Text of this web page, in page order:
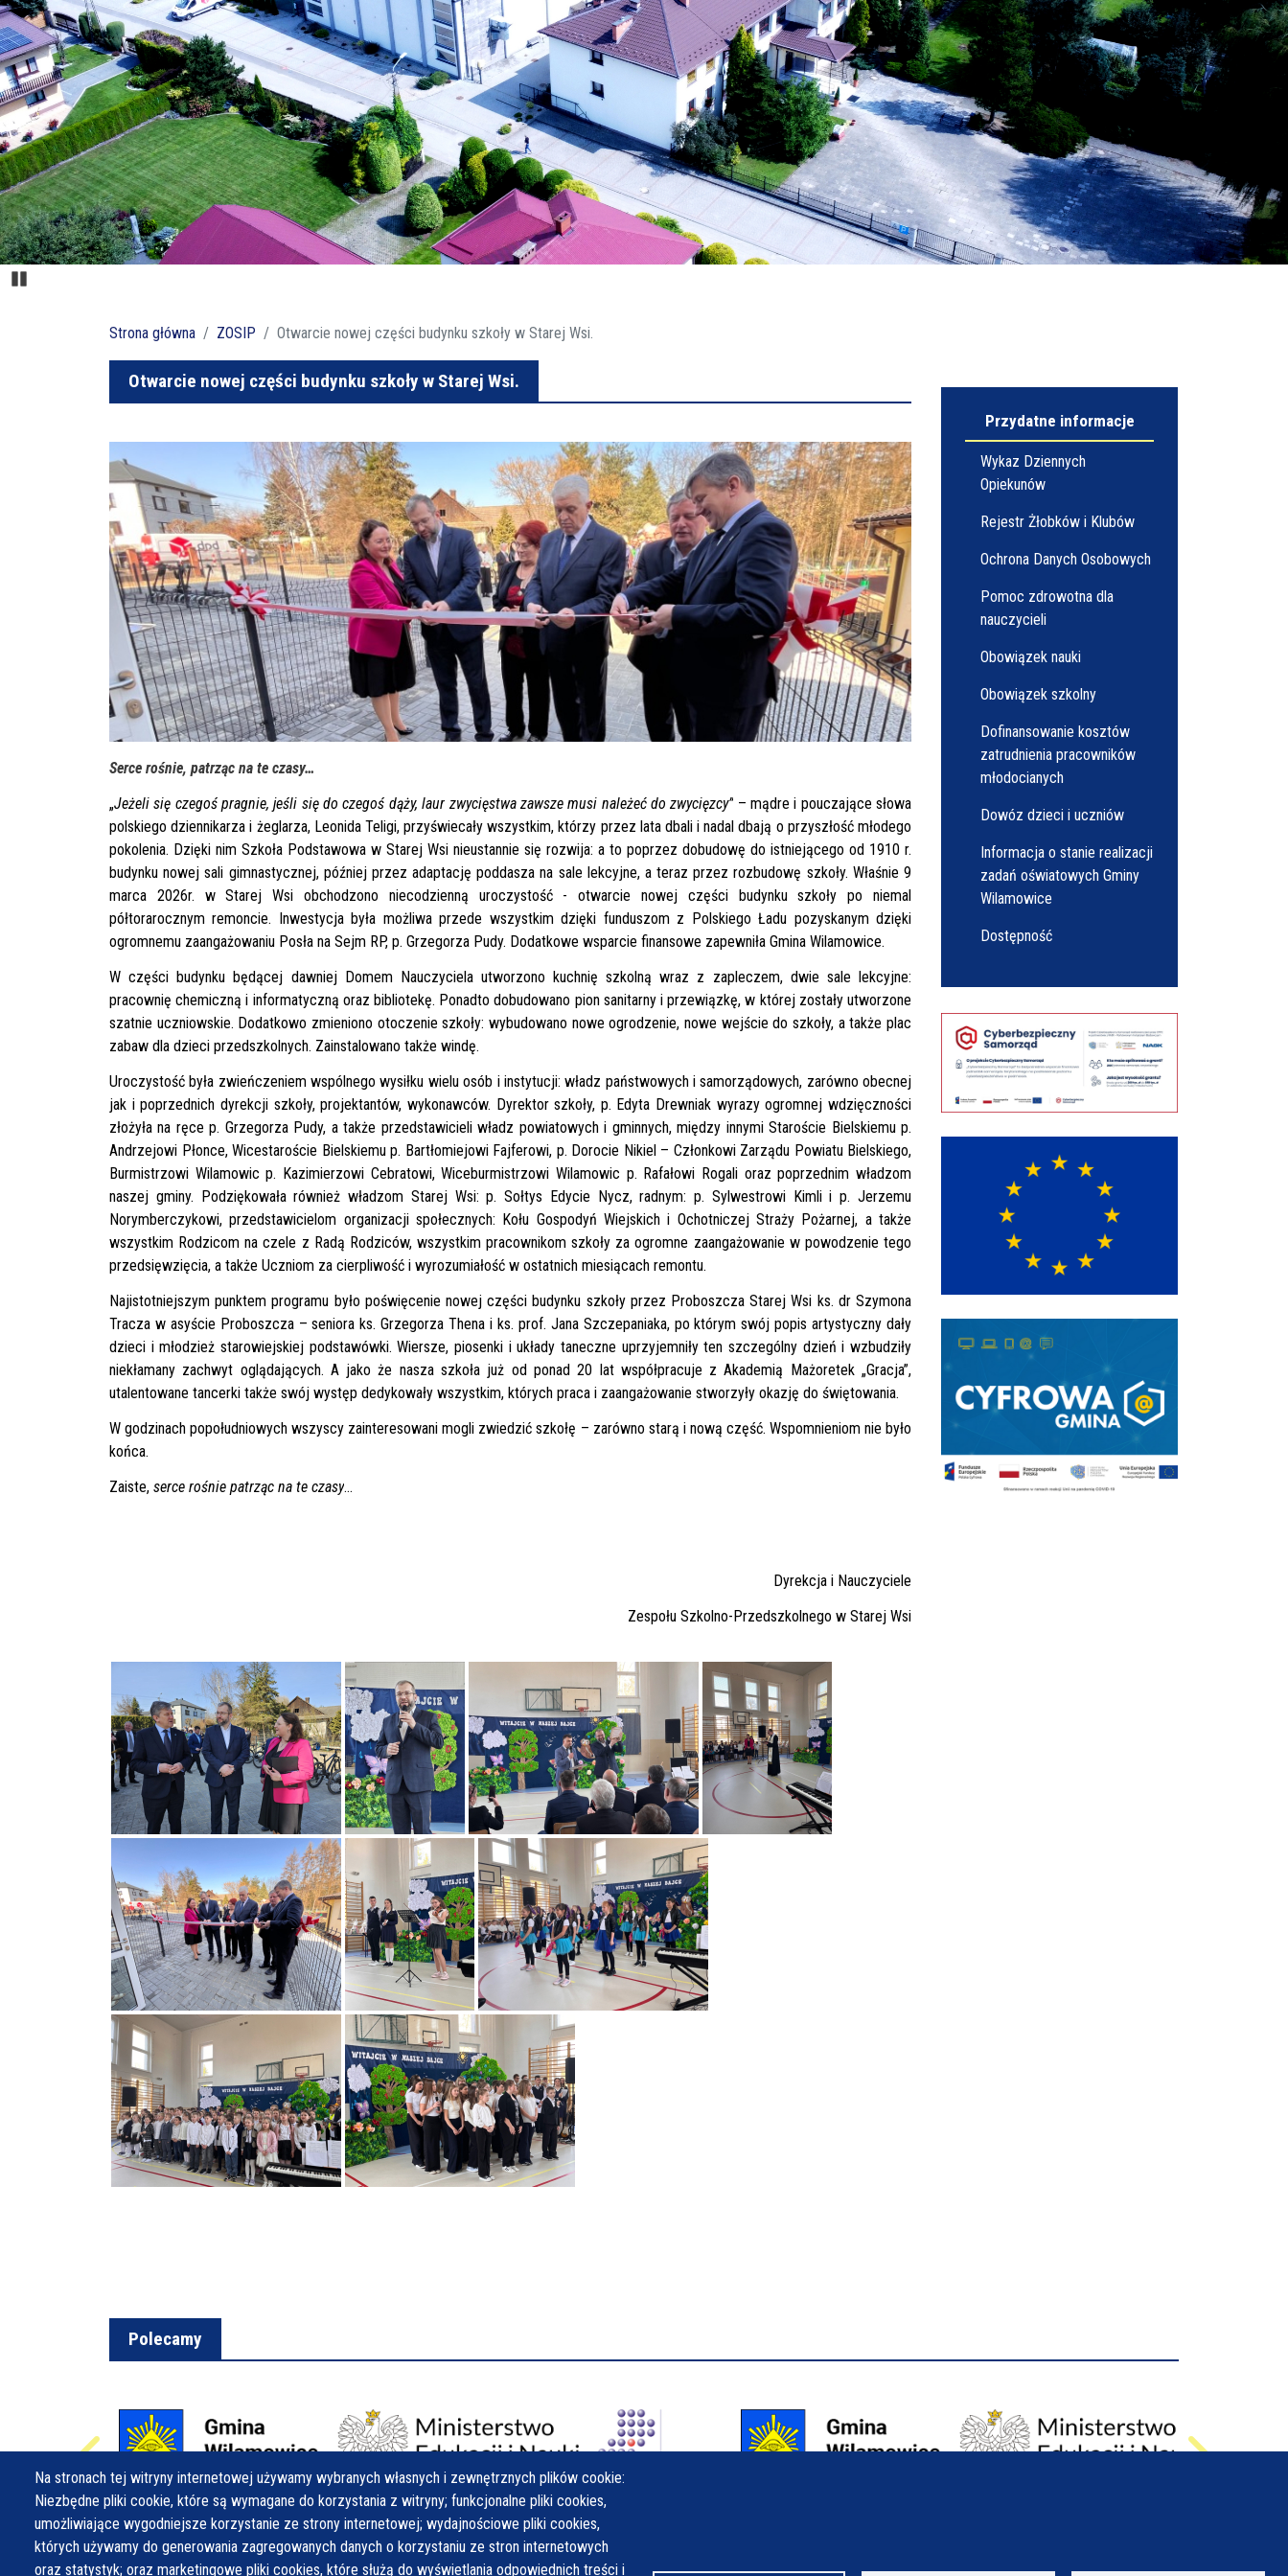
Na stronach tej witryny internetowej używamy wybranych własnych i zewnętrznych plików cookie:
Niezbędne pliki cookie, które są wymagane do korzystania z witryny; funkcjonalne pliki cookies,
umożliwiające wygodniejsze korzystanie ze strony internetowej; wydajnościowe pliki cookies,
których używamy do generowania zagregowanych danych o korzystaniu ze stron internetowych
oraz statystyk; oraz marketingowe pliki cookies, które służą do wyświetlania odpowiednich treści i
Strona główna ZOSIP Otwarcie nowej części budynku szkoły w Starej Wsi.
Otwarcie nowej części budynku szkoły w Starej Wsi.
Serce rośnie, patrząc na te czasy…
„Jeżeli się czegoś pragnie, jeśli się do czegoś dąży, laur zwycięstwa zawsze musi należeć do zwycięzcy” – mądre i pouczające słowa
polskiego dziennikarza i żeglarza, Leonida Teligi, przyświecały wszystkim, którzy przez lata dbali i nadal dbają o przyszłość młodego
pokolenia. Dzięki nim Szkoła Podstawowa w Starej Wsi nieustannie się rozwija: a to poprzez dobudowę do istniejącego od 1910 r.
budynku nowej sali gimnastycznej, później przez adaptację poddasza na sale lekcyjne, a teraz przez rozbudowę szkoły. Właśnie 9
marca 2026r. w Starej Wsi obchodzono niecodzienną uroczystość - otwarcie nowej części budynku szkoły po niemal
półtorarocznym remoncie. Inwestycja była możliwa przede wszystkim dzięki funduszom z Polskiego Ładu pozyskanym dzięki
ogromnemu zaangażowaniu Posła na Sejm RP, p. Grzegorza Pudy. Dodatkowe wsparcie finansowe zapewniła Gmina Wilamowice.
W części budynku będącej dawniej Domem Nauczyciela utworzono kuchnię szkolną wraz z zapleczem, dwie sale lekcyjne:
pracownię chemiczną i informatyczną oraz bibliotekę. Ponadto dobudowano pion sanitarny i przewiązkę, w której zostały utworzone
szatnie uczniowskie. Dodatkowo zmieniono otoczenie szkoły: wybudowano nowe ogrodzenie, nowe wejście do szkoły, a także plac
zabaw dla dzieci przedszkolnych. Zainstalowano także windę.
Uroczystość była zwieńczeniem wspólnego wysiłku wielu osób i instytucji: władz państwowych i samorządowych, zarówno obecnej
jak i poprzednich dyrekcji szkoły, projektantów, wykonawców. Dyrektor szkoły, p. Edyta Drewniak wyrazy ogromnej wdzięczności
złożyła na ręce p. Grzegorza Pudy, a także przedstawicieli władz powiatowych i gminnych, między innymi Staroście Bielskiemu p.
Andrzejowi Płonce, Wicestaroście Bielskiemu p. Bartłomiejowi Fajferowi, p. Dorocie Nikiel – Członkowi Zarządu Powiatu Bielskiego,
Burmistrzowi Wilamowic p. Kazimierzowi Cebratowi, Wiceburmistrzowi Wilamowic p. Rafałowi Rogali oraz poprzednim władzom
naszej gminy. Podziękowała również władzom Starej Wsi: p. Sołtys Edycie Nycz, radnym: p. Sylwestrowi Kimli i p. Jerzemu
Norymberczykowi, przedstawicielom organizacji społecznych: Kołu Gospodyń Wiejskich i Ochotniczej Straży Pożarnej, a także
wszystkim Rodzicom na czele z Radą Rodziców, wszystkim pracownikom szkoły za ogromne zaangażowanie w powodzenie tego
przedsięwzięcia, a także Uczniom za cierpliwość i wyrozumiałość w ostatnich miesiącach remontu.
Najistotniejszym punktem programu było poświęcenie nowej części budynku szkoły przez Proboszcza Starej Wsi ks. dr Szymona
Tracza w asyście Proboszcza – seniora ks. Grzegorza Thena i ks. prof. Jana Szczepaniaka, po którym swój popis artystyczny dały
dzieci i młodzież starowiejskiej podstawówki. Wiersze, piosenki i układy taneczne uprzyjemniły ten szczególny dzień i wzbudziły
niekłamany zachwyt oglądających. A jako że nasza szkoła już od ponad 20 lat współpracuje z Akademią Mażoretek „Gracja”,
utalentowane tancerki także swój występ dedykowały wszystkim, których praca i zaangażowanie stworzyły okazję do świętowania.
W godzinach popołudniowych wszyscy zainteresowani mogli zwiedzić szkołę – zarówno starą i nową część. Wspomnieniom nie było
końca.
Zaiste, serce rośnie patrząc na te czasy…
Dyrekcja i Nauczyciele
Zespołu Szkolno-Przedszkolnego w Starej Wsi
Przydatne informacje
Wykaz Dziennych
Opiekunów
Rejestr Żłobków i Klubów
Ochrona Danych Osobowych
Pomoc zdrowotna dla
nauczycieli
Obowiązek nauki
Obowiązek szkolny
Dofinansowanie kosztów
zatrudnienia pracowników
młodocianych
Dowóz dzieci i uczniów
Informacja o stanie realizacji
zadań oświatowych Gminy
Wilamowice
Dostępność
Polecamy